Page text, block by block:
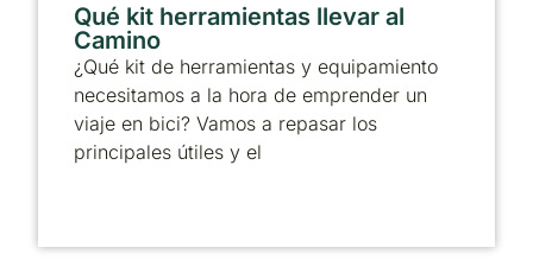
Qué kit herramientas llevar al
Camino
¿Qué kit de herramientas y equipamiento
necesitamos a la hora de emprender un
viaje en bici? Vamos a repasar los
principales útiles y el